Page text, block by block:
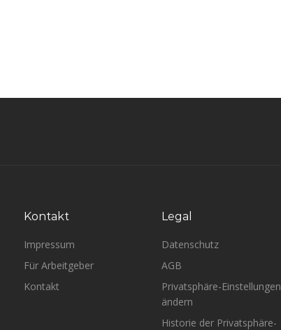
Kontakt
Impressum
Für Arbeitgeber
Kontakt
Legal
Datenschutz
AGB
Privatsphäre-Einstellungen
ändern
Historie der Privatsphäre-